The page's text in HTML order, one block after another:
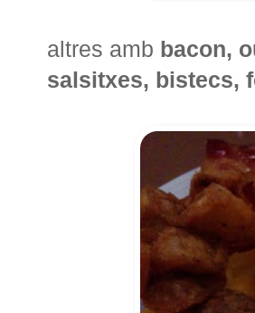
altres amb bacon,
salsitxes, bistecs,